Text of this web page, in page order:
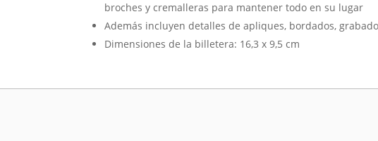
broches y cremalleras para mantener todo en su lugar
Además incluyen detalles de apliques, bordados,
Dimensiones de la billetera: 16,3 x 9,5 cm